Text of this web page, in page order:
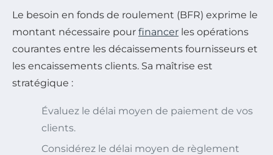
Le besoin en fonds de roulement (BFR) exprime le
montant nécessaire pour financer les opérations
courantes entre les décaissements fournisseurs et
les encaissements clients. Sa maîtrise est
stratégique :
Évaluez le délai moyen de paiement de vos
clients.
Considérez le délai moyen de règlement